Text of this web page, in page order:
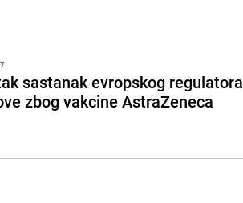
sastanak evropskog regulatora
zbog vakcine AstraZeneca